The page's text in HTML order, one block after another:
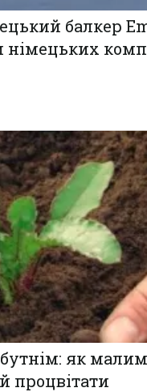
балкер
німецьких
як малим
процвітати